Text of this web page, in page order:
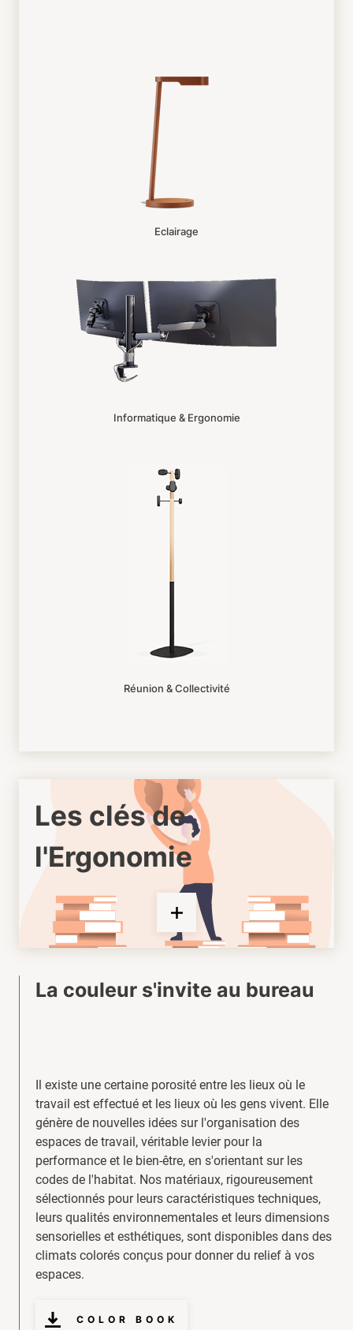
Eclairage
Informatique & Ergonomie
Réunion & Collectivité
Les clés de
l'Ergonomie
La couleur s'invite au bureau
Il existe une certaine porosité entre les lieux où le
travail est effectué et les lieux où les gens vivent. Elle
génère de nouvelles idées sur l'organisation des
espaces de travail, véritable levier pour la
performance et le bien-être, en s'orientant sur les
codes de l'habitat. Nos matériaux, rigoureusement
sélectionnés pour leurs caractéristiques techniques,
leurs qualités environnementales et leurs dimensions
sensorielles et esthétiques, sont disponibles dans des
climats colorés conçus pour donner du relief à vos
espaces.
COLOR BOOK